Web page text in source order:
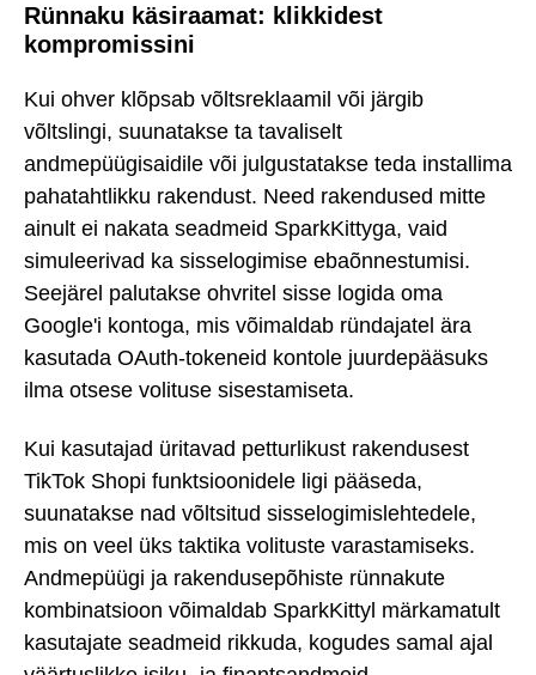
Rünnaku käsiraamat: klikkidest
kompromissini
Kui ohver klõpsab võltsreklaamil või järgib
võltslingi, suunatakse ta tavaliselt
andmepüügisaidile või julgustatakse teda installima
pahatahtlikku rakendust. Need rakendused mitte
ainult ei nakata seadmeid SparkKittyga, vaid
simuleerivad ka sisselogimise ebaõnnestumisi.
Seejärel palutakse ohvritel sisse logida oma
Google'i kontoga, mis võimaldab ründajatel ära
kasutada OAuth-tokeneid kontole juurdepääsuks
ilma otsese volituse sisestamiseta.
Kui kasutajad üritavad petturlikust rakendusest
TikTok Shopi funktsioonidele ligi pääseda,
suunatakse nad võltsitud sisselogimislehtedele,
mis on veel üks taktika volituste varastamiseks.
Andmepüügi ja rakendusepõhiste rünnakute
kombinatsioon võimaldab SparkKittyl märkamatult
kasutajate seadmeid rikkuda, kogudes samal ajal